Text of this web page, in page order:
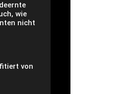
wie
nicht
von